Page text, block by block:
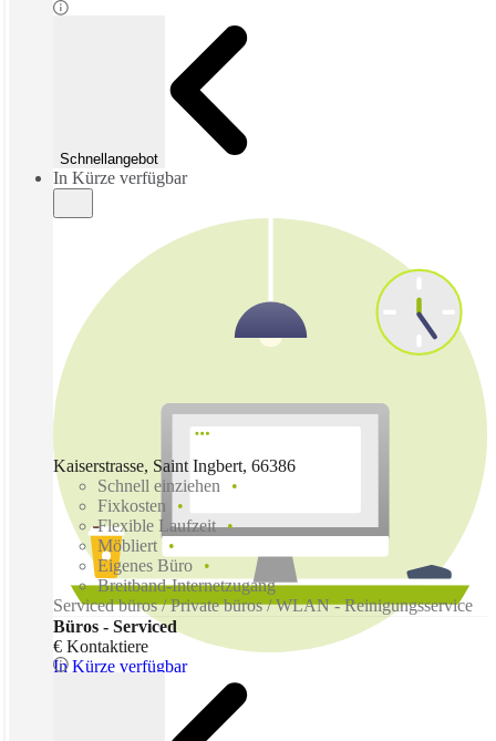
Schnellangebot
In Kürze verfügbar
In Kürze verfügbar
Kaiserstrasse, Saint Ingbert, 66386
Schnell einziehen
Fixkosten
Flexible Laufzeit
Möbliert
Eigenes Büro
Breitband-Internetzugang
Serviced büros / Private büros / WLAN - Reinigungsservice
Büros - Serviced
€ Kontaktiere